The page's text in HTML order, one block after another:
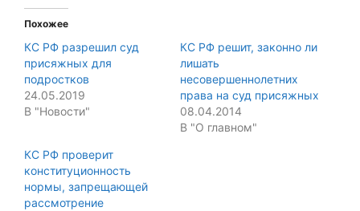
Похожее
КС РФ разрешил суд
присяжных для
подростков
24.05.2019
В "Новости"
КС РФ решит, законно ли
лишать
несовершеннолетних
права на суд присяжных
08.04.2014
В "О главном"
КС РФ проверит
конституционность
нормы, запрещающей
рассмотрение